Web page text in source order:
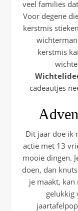
veel families
Voor degene
kerstmis
kerstmis
cadeautjes
Dit jaar doe ik
actie met 13
mooie dingen.
doen, dan
je maakt,
gelukkig